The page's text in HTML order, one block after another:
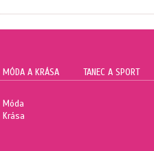
MÓDA A KRÁSA
Móda
Krása
TANEC A SPORT